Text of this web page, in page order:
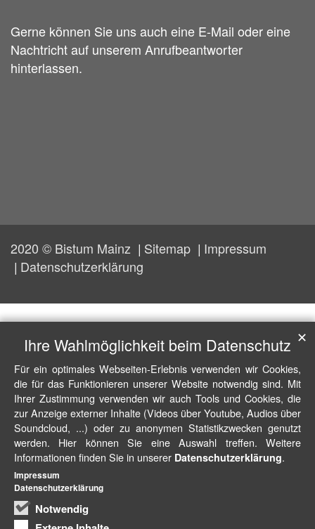
Gerne können Sie uns auch eine E-Mail oder eine
Nachtricht auf unserem Anrufbeantworter
hinterlassen.
2020 © Bistum Mainz Sitemap
Impressum
Datenschutzerklärung
Ihre Wahlmöglichkeit beim Datenschutz
Für ein optimales Webseiten-Erlebnis verwenden wir Cookies,
die für das Funktionieren unserer Website notwendig sind. Mit
Ihrer Zustimmung verwenden wir auch Tools und Cookies, die
zur Anzeige externer Inhalte (Videos über Youtube, Audios über
Soundcloud, ...) oder zu anonymen Statistikzwecken genutzt
werden. Hier können Sie eine Auswahl treffen. Weitere
Informationen finden Sie in unserer Datenschutzerklärung.
Notwendig
✕
Impressum
Datenschutzerklärung